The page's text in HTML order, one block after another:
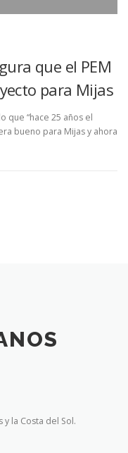
que el PEM
para Mijas
que “hace 25 años el
bueno para Mijas y ahora
la Costa del Sol.